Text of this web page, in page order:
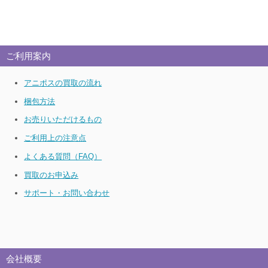
ご利用案内
アニポスの買取の流れ
梱包方法
お売りいただけるもの
ご利用上の注意点
よくある質問（FAQ）
買取のお申込み
サポート・お問い合わせ
会社概要